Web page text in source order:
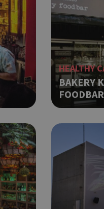
HEALTHY
BAKERY
FOODBAR